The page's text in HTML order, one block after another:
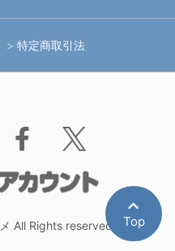
Top
特定商取引法
All Rights reserved.